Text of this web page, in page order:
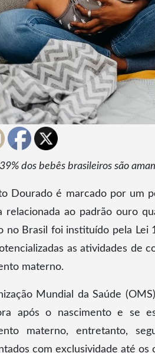
dos bebês brasileiros são
Dourado é marcado por um
relacionada ao padrão ouro
no Brasil foi instituído pela Lei
as atividades de
materno.
Mundial da Saúde
após o nascimento e se
materno, entretanto,
com exclusividade até os